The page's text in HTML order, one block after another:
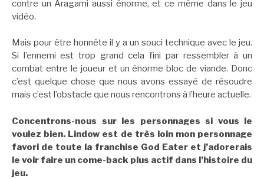
contre un Aragami aussi énorme, et ce même dans le jeu
vidéo.
Mais pour être honnête il y a un souci technique avec le jeu.
Si l’ennemi est trop grand cela fini par ressembler à un
combat entre le joueur et un énorme bloc de viande. Donc
c’est quelque chose que nous avons essayé de résoudre
mais c’est l’obstacle que nous rencontrons à l’heure actuelle.
Concentrons-nous sur les personnages si vous le
voulez bien. Lindow est de très loin mon personnage
favori de toute la franchise God Eater et j’adorerais
le voir faire un come-back plus actif dans l’histoire du
jeu.